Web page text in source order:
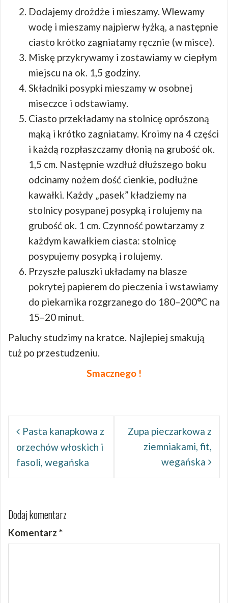
Dodajemy drożdże i mieszamy. Wlewamy
wodę i mieszamy najpierw łyżką, a następnie
ciasto krótko zagniatamy ręcznie (w misce).
Miskę przykrywamy i zostawiamy w ciepłym
miejscu na ok. 1,5 godziny.
Składniki posypki mieszamy w osobnej
miseczce i odstawiamy.
Ciasto przekładamy na stolnicę oprószoną
mąką i krótko zagniatamy. Kroimy na 4 części
i każdą rozpłaszczamy dłonią na grubość ok.
1,5 cm. Następnie wzdłuż dłuższego boku
odcinamy nożem dość cienkie, podłużne
kawałki. Każdy „pasek” kładziemy na
stolnicy posypanej posypką i rolujemy na
grubość ok. 1 cm. Czynność powtarzamy z
każdym kawałkiem ciasta: stolnicę
posypujemy posypką i rolujemy.
Przyszłe paluszki układamy na blasze
pokrytej papierem do pieczenia i wstawiamy
do piekarnika rozgrzanego do 180–200°C na
15–20 minut.
Paluchy studzimy na kratce. Najlepiej smakują
tuż po przestudzeniu.
Smacznego !
wpisuPasta kanapkowa z
orzechów włoskich i
fasoli, wegańska
Zupa pieczarkowa z
ziemniakami, fit,
wegańska
Dodaj komentarz
Komentarz *